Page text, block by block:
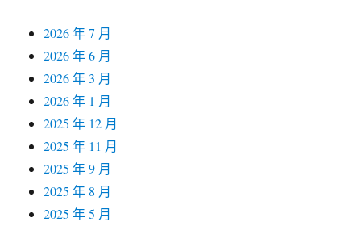
2026 年 7 月
2026 年 6 月
2026 年 3 月
2026 年 1 月
2025 年 12 月
2025 年 11 月
2025 年 9 月
2025 年 8 月
2025 年 5 月